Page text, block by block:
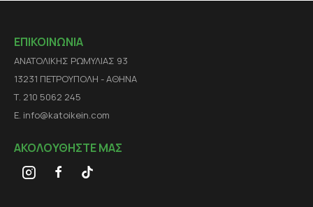
ΕΠΙΚΟΙΝΩΝΙΑ
ΑΝΑΤΟΛΙΚΗΣ ΡΩΜΥΛΙΑΣ 93
13231 ΠΕΤΡΟΥΠΟΛΗ - ΑΘΗΝΑ
Τ. 210 5062 245
E. info@katoikein.com
ΑΚΟΛΟΥΘΗΣΤΕ ΜΑΣ